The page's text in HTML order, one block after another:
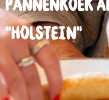
Pannenkoek
“Holstein”